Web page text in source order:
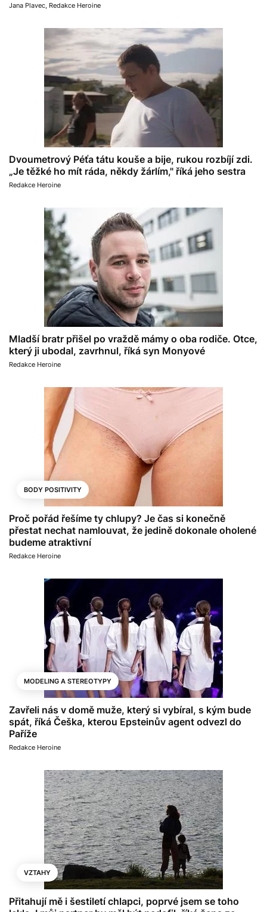
Jana Plavec Redakce Heroine
Dvoumetrový Péťa tátu kouše a bije, rukou rozbíjí zdi.
„Je těžké ho mít ráda, někdy žárlím," říká jeho sestra
Redakce Heroine
Mladší bratr přišel po vraždě mámy o oba rodiče. Otce,
který ji ubodal, zavrhnul, říká syn Monyové
Redakce Heroine
BODY POSITIVITY
Proč pořád řešíme ty chlupy? Je čas si konečně
přestat nechat namlouvat, že jedině dokonale oholené
budeme atraktivní
Redakce Heroine
MODELING A STEREOTYPY
Zavřeli nás v domě muže, který si vybíral, s kým bude
spát, říká Češka, kterou Epsteinův agent odvezl do
Paříže
Redakce Heroine
VZTAHY
Přitahují mě i šestiletí chlapci, poprvé jsem se toho